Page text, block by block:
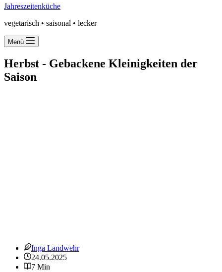
Jahreszeitenküche
vegetarisch • saisonal • lecker
Menü
Herbst - Gebackene Kleinigkeiten der
Saison
Inga Landwehr
24.05.2025
7 Min